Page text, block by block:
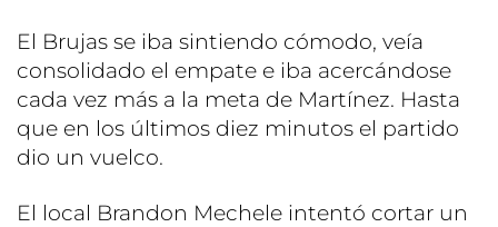
El Brujas se iba sintiendo cómodo, veía
consolidado el empate e iba acercándose
cada vez más a la meta de Martínez. Hasta
que en los últimos diez minutos el partido
dio un vuelco.
El local Brandon Mechele intentó cortar un